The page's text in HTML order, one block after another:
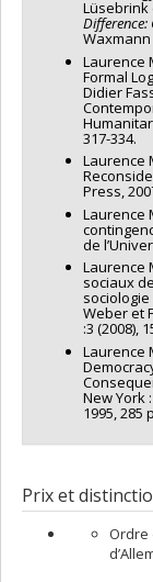
Lüsebrink
Waxmann
Laurence
Formal
Didier
317-334.
Laurence
Press,
Laurence
de
Laurence
sociaux
Weber et
:3 (2008),
Laurence
New York
1995, 285
Prix et
Ordre